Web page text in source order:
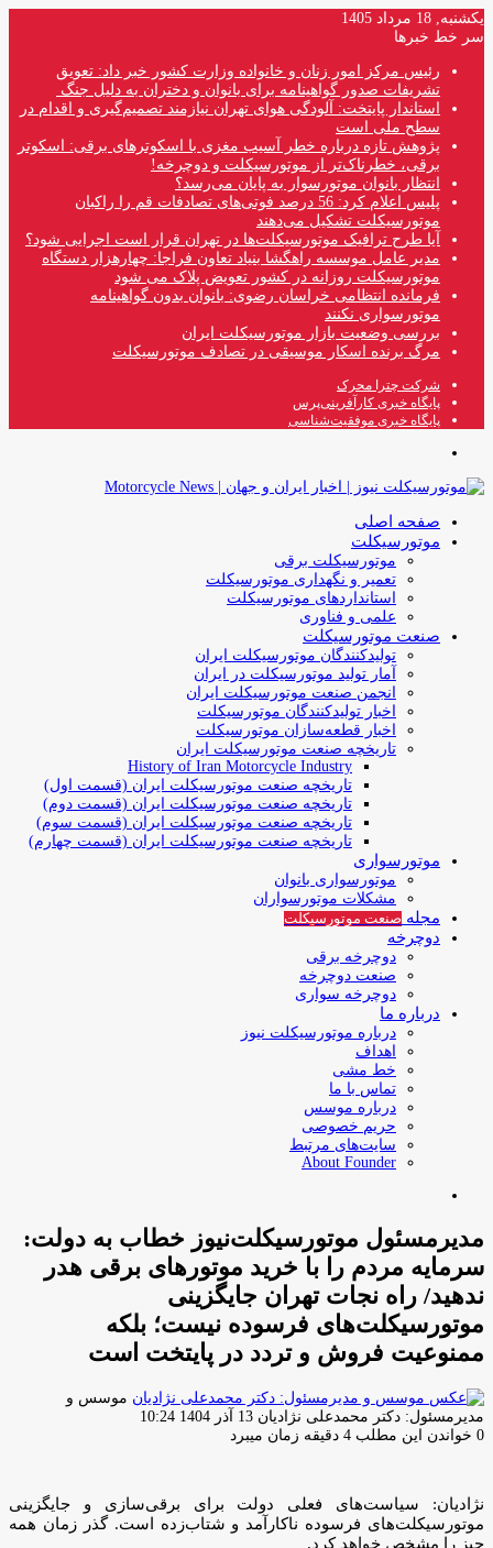
یکشنبه, 18 مرداد 1405
سر خط خبرها
رئیس مرکز امور زنان و خانواده وزارت کشور خبر داد: تعویق
تشریفات صدور گواهینامه برای بانوان و دختران به دلیل جنگ
استاندار پایتخت: آلودگی هوای تهران نیازمند تصمیم‌گیری و اقدام در
سطح ملی است
پژوهش تازه درباره خطر آسیب مغزی با اسکوترهای برقی: اسکوتر
برقی، خطرناک‌تر از موتورسیکلت و دوچرخه!
انتظار بانوان موتورسوار به پایان می‌رسد؟
پلیس اعلام کرد: 56 درصد فوتی‌های تصادفات قم را راکبان
موتورسیکلت تشکیل می‌دهند
آیا طرح ترافیک موتورسیکلت‌ها در تهران قرار است اجرایی شود؟
مدیر عامل موسسه راهگشا بنیاد تعاون فراجا: چهارهزار دستگاه
موتورسیکلت روزانه در کشور تعویض پلاک می شود
فرمانده انتظامی خراسان رضوی: بانوان بدون گواهینامه
موتورسواری نکنند
بررسی وضعیت بازار موتورسیکلت ایران
مرگ برنده اسکار موسیقی در تصادف موتورسیکلت
شرکت چترا محرک
پایگاه خبری کارآفرینی‌پرس
پایگاه خبری موفقیت‌شناسی
صفحه اصلی
موتورسیکلت
موتورسیکلت برقی
تعمیر و نگهداری موتورسیکلت
استانداردهای موتورسیکلت
علمی و فناوری
صنعت موتورسیکلت
تولیدکنندگان موتورسیکلت ایران
آمار تولید موتورسیکلت در ایران
انجمن صنعت موتورسیکلت ایران
اخبار تولیدکنندگان موتورسیکلت
اخبار قطعه‌سازان موتورسیکلت
تاریخچه صنعت موتورسیکلت ایران
History of Iran Motorcycle Industry
تاریخچه صنعت موتورسیکلت ایران (قسمت اول)
تاریخچه صنعت موتورسیکلت ایران (قسمت دوم)
تاریخچه صنعت موتورسیکلت ایران (قسمت سوم)
تاریخچه صنعت موتورسیکلت ایران (قسمت چهارم)
موتورسواری
موتورسواری بانوان
مشکلات موتورسواران
مجله صنعت موتورسیکلت
دوچرخه
دوچرخه برقی
صنعت دوچرخه
دوچرخه سواری
درباره ما
درباره موتورسیکلت نیوز
اهداف
خط مشی
تماس با ما
درباره موسس
حریم خصوصی
سایت‌های مرتبط
About Founder
مدیرمسئول موتورسیکلت‌نیوز خطاب به دولت:
سرمایه مردم را با خرید موتورهای برقی هدر
ندهید/ راه نجات تهران جایگزینی
موتورسیکلت‌های فرسوده نیست؛ بلکه
ممنوعیت فروش و تردد در پایتخت است
موسس و
مدیرمسئول: دکتر محمدعلی نژادیان ارسال
ایمیل
13 آذر 1404 10:24
0 خواندن این مطلب 4 دقیقه زمان میبرد
نژادیان: سیاست‌های فعلی دولت برای برقی‌سازی و جایگزینی
موتورسیکلت‌های فرسوده ناکارآمد و شتاب‌زده است. گذر زمان همه
چیز را مشخص خواهد کرد.